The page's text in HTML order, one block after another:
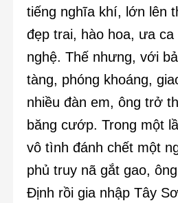
tiếng nghĩa khí, lớn lên
đẹp trai, hào hoa, ưa ca
nghệ. Thế nhưng, với
tàng, phóng khoáng,
nhiều đàn em, ông trở
băng cướp. Trong một
vô tình đánh chết một
phủ truy nã gắt gao,
Định rồi gia nhập Tây